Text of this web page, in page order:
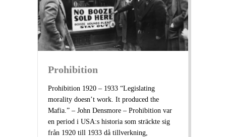
Prohibition
Prohibition 1920 – 1933 “Legislating
morality doesn’t work. It produced the
Mafia.” – John Densmore – Prohibition var
en period i USA:s historia som sträckte sig
från 1920 till 1933 då tillverkning,